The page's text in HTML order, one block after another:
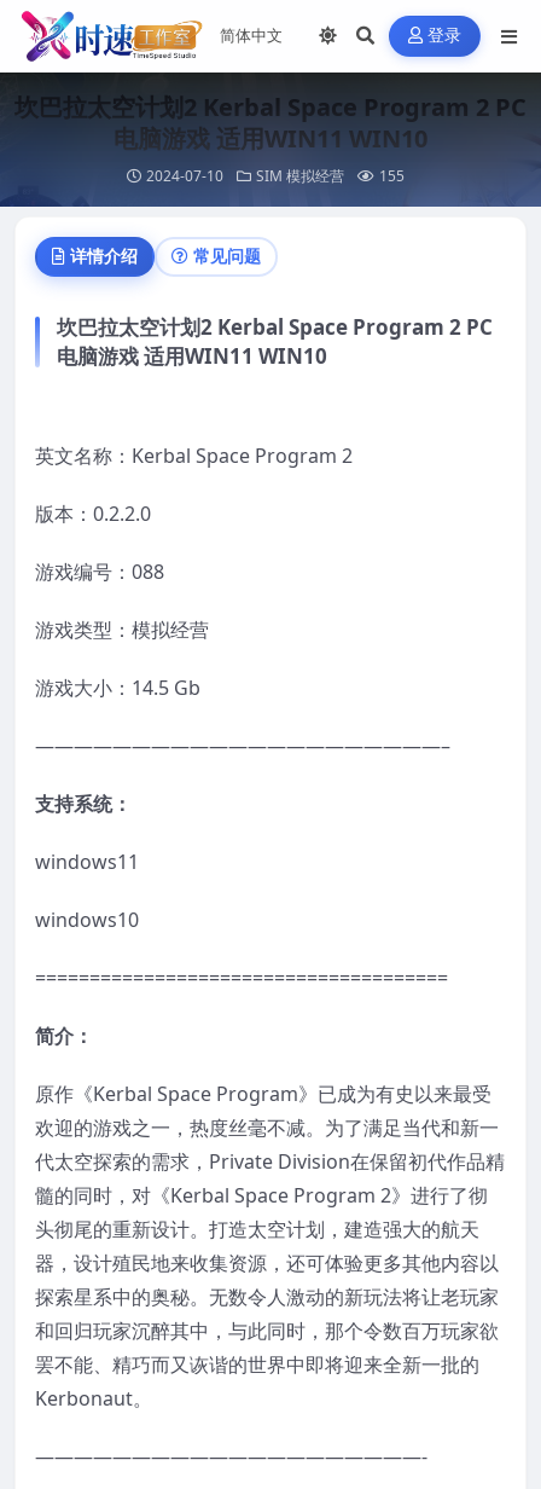
登录
坎巴拉太空计划2 Kerbal Space Program 2 PC
电脑游戏 适用WIN11 WIN10
2024-07-10 SIM 模拟经营 155
详情介绍 常见问题
坎巴拉太空计划2 Kerbal Space Program 2 PC
电脑游戏 适用WIN11 WIN10
英文名称：Kerbal Space Program 2
版本：0.2.2.0
游戏编号：088
游戏类型：模拟经营
游戏大小：14.5 Gb
—————————————————————–
支持系统：
windows11
windows10
======================================
简介：
原作《Kerbal Space Program》已成为有史以来最受
欢迎的游戏之一，热度丝毫不减。为了满足当代和新一
代太空探索的需求，Private Division在保留初代作品精
髓的同时，对《Kerbal Space Program 2》进行了彻
头彻尾的重新设计。打造太空计划，建造强大的航天
器，设计殖民地来收集资源，还可体验更多其他内容以
探索星系中的奥秘。无数令人激动的新玩法将让老玩家
和回归玩家沉醉其中，与此同时，那个令数百万玩家欲
罢不能、精巧而又诙谐的世界中即将迎来全新一批的
Kerbonaut。
————————————————————-